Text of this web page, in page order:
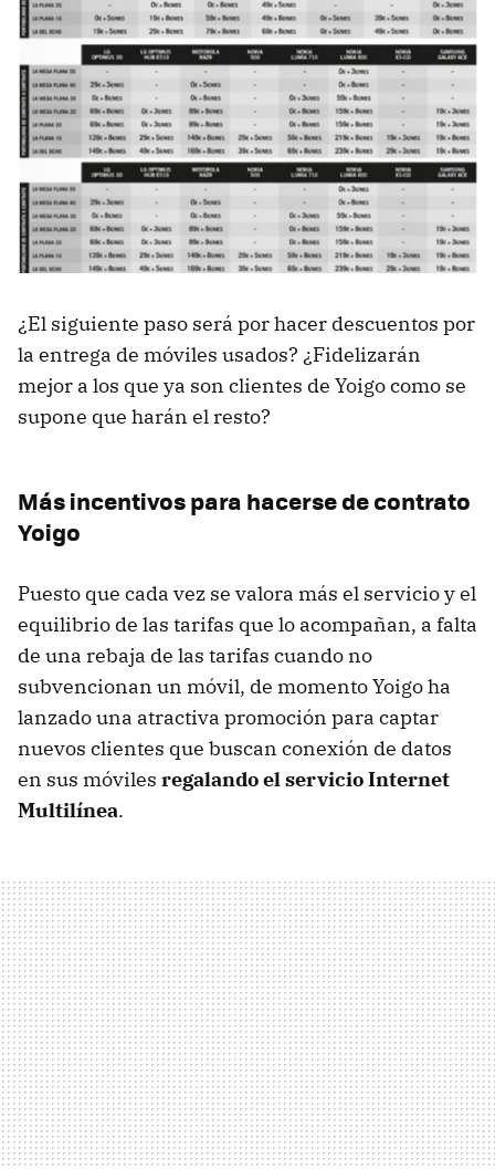
¿El siguiente paso será por hacer descuentos por
la entrega de móviles usados? ¿Fidelizarán
mejor a los que ya son clientes de Yoigo como se
supone que harán el resto?
Más incentivos para hacerse de contrato
Yoigo
Puesto que cada vez se valora más el servicio y el
equilibrio de las tarifas que lo acompañan, a falta
de una rebaja de las tarifas cuando no
subvencionan un móvil, de momento Yoigo ha
lanzado una atractiva promoción para captar
nuevos clientes que buscan conexión de datos
en sus móviles regalando el servicio Internet
Multilínea.